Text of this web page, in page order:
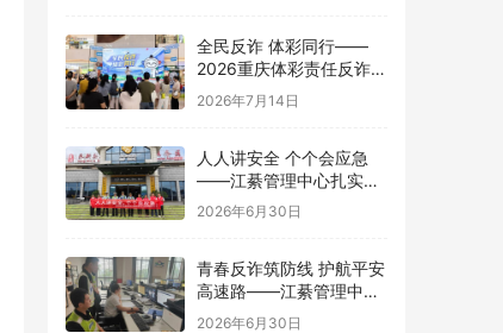
全民反诈 体彩同行——
2026重庆体彩责任反诈宣
传活动首站圆满举行
2026年7月14日
人人讲安全 个个会应急
——江綦管理中心扎实开
展2026年“安全生产月”系
列活动
2026年6月30日
青春反诈筑防线 护航平安
高速路——江綦管理中心
团支部开展反诈宣传活动
2026年6月30日